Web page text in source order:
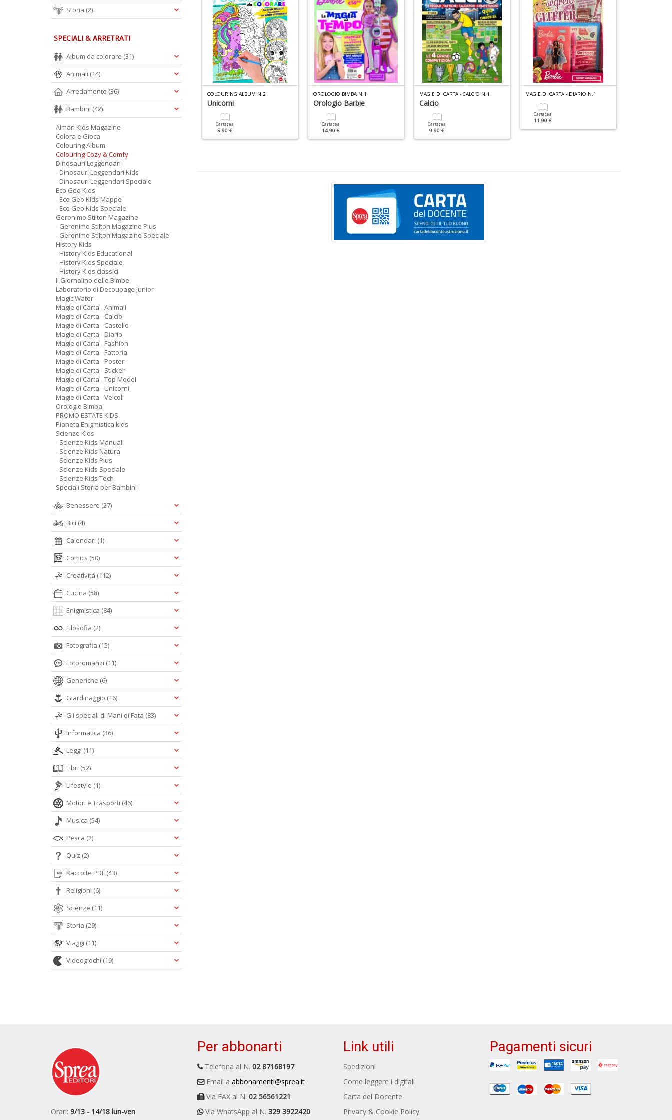
D
INOSAURI LEGGENDARI SPECIALE N.4
E Prede Tra I
Digitale
4.90 €
MAGIE DI CARTA - TOP MODEL N.1
L'album Delle Top Model
9.90 €
COLOURING ALBUM N.2
Unicorni
Cartacea
5.90 €
OROLOGIO BIMBA N.1
Orologio Barbie
Cartacea
14.90 €
MAGIE DI CARTA - CALCIO N.1
Calcio
Cartacea
9.90 €
MAGIE DI CARTA - DIARIO N.1
Cartacea
11.90 €
Storia (2)
SPECIALI & ARRETRATI
Album da colorare (31)
Animali (14)
Arredamento (36)
Bambini (42)
Alman Kids Magazine
Colora e Gioca
Colouring Album
Colouring Cozy & Comfy
Dinosauri Leggendari
- Dinosauri Leggendari Kids
- Dinosauri Leggendari Speciale
Eco Geo Kids
- Eco Geo Kids Mappe
- Eco Geo Kids Speciale
Geronimo Stilton Magazine
- Geronimo Stilton Magazine Plus
- Geronimo Stilton Magazine Speciale
History Kids
- History Kids Educational
- History Kids Speciale
- History Kids classici
Il Giornalino delle Bimbe
Laboratorio di Decoupage Junior
Magic Water
Magie di Carta - Animali
Magie di Carta - Calcio
Magie di Carta - Castello
Magie di Carta - Diario
Magie di Carta - Fashion
Magie di Carta - Fattoria
Magie di Carta - Poster
Magie di Carta - Sticker
Magie di Carta - Top Model
Magie di Carta - Unicorni
Magie di Carta - Veicoli
Orologio Bimba
PROMO ESTATE KIDS
Pianeta Enigmistica kids
Scienze Kids
- Scienze Kids Manuali
- Scienze Kids Natura
- Scienze Kids Plus
- Scienze Kids Speciale
- Scienze Kids Tech
Speciali Storia per Bambini
Benessere (27)
Bici (4)
Calendari (1)
Comics (50)
Creatività (112)
Cucina (58)
Enigmistica (84)
Filosofia (2)
Fotografia (15)
Fotoromanzi (11)
Generiche (6)
Giardinaggio (16)
Gli speciali di Mani di Fata (83)
Informatica (36)
Leggi (11)
Libri (52)
Lifestyle (1)
Motori e Trasporti (46)
Musica (54)
Pesca (2)
Quiz (2)
Raccolte PDF (43)
Religioni (6)
Scienze (11)
Storia (29)
Viaggi (11)
Videogiochi (19)
Orari: 9/13 - 14/18 lun-ven
Per abbonarti
Telefona al N. 02 87168197
Email a abbonamenti@sprea.it
Via FAX al N. 02 56561221
Via WhatsApp al N. 329 3922420
Link utili
Spedizioni
Come leggere i digitali
Carta del Docente
Privacy & Cookie Policy
Pagamenti sicuri